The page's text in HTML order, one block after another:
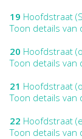
19 Hoofdstraat
Toon details van
20 Hoofdstraat
Toon details van
21 Hoofdstraat
Toon details van
22 Hoofdstraat
Toon details van